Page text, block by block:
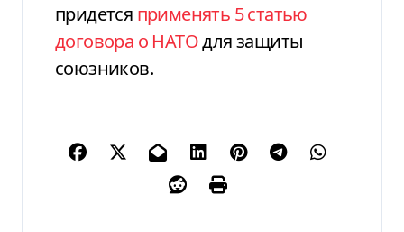
придется применять 5 статью
договора о НАТОдля защиты
союзников.